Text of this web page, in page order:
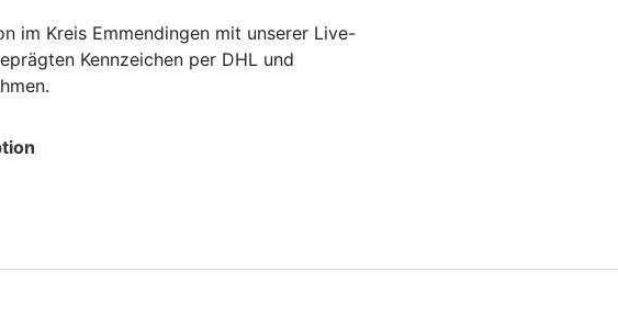
im Kreis Emmendingen mit unserer Live-
Kennzeichen per DHL und